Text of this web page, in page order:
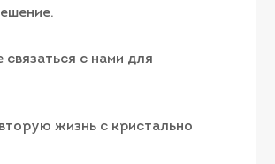
с нами для
жизнь с кристально